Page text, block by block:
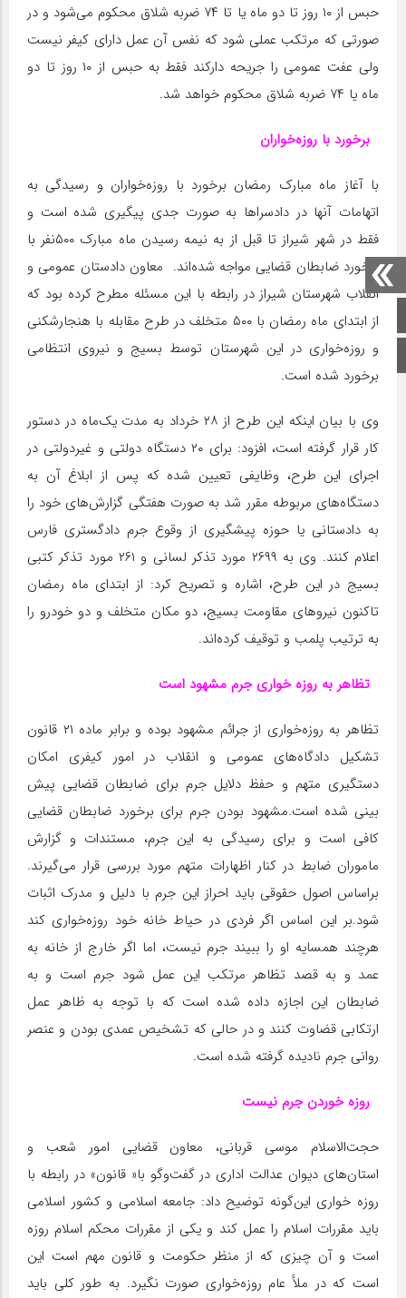
صفحه اصلی
اینستاگرام
حبس از ۱۰ روز تا دو ماه یا تا ۷۴ ضربه شلاق محکوم می‌شود و در
صورتی که مرتکب عملی شود که نفس آن عمل دارای کیفر نیست
ولی عفت عمومی را جریحه دارکند فقط به حبس از ۱۰ روز تا دو
ماه یا ۷۴ ضربه شلاق محکوم خواهد شد.
برخورد با روزه‌خواران
با آغاز ماه مبارک رمضان برخورد با روزه‌خواران و رسیدگی به
اتهامات آنها در دادسراها به صورت جدی پیگیری شده است و
فقط در شهر شیراز تا قبل از به نیمه رسیدن ماه مبارک ۵۰۰نفر با
برخورد ضابطان قضایی مواجه شده‌اند. معاون دادستان عمومی و
انقلاب شهرستان شیراز در رابطه با این مسئله مطرح کرده بود که
از ابتدای ماه رمضان با ۵۰۰ متخلف در طرح مقابله با هنجارشکنی
و روزه‌خواری در این شهرستان توسط بسیج و نیروی انتظامی
برخورد شده است.
وی با بیان اینکه این طرح از ۲۸ خرداد به مدت یک‌ماه در دستور
کار قرار گرفته است، افزود: برای ۲۰ دستگاه دولتی و غیردولتی در
اجرای این طرح، وظایفی تعیین شده که پس از ابلاغ آن به
دستگاه‌های مربوطه مقرر شد به صورت هفتگی گزارش‌های خود را
به دادستانی یا حوزه پیشگیری از وقوع جرم دادگستری فارس
اعلام کنند. وی به ۲۶۹۹ مورد تذکر لسانی و ۲۶۱ مورد تذکر کتبی
بسیج در این طرح، اشاره و تصریح کرد: از ابتدای ماه رمضان
تاکنون نیروهای مقاومت بسیج، دو مکان متخلف و دو خودرو را
به ترتیب پلمب و توقیف کرده‌اند.
تظاهر به روزه خواری جرم مشهود است
تظاهر به روزه‌خواری از جرائم مشهود بوده و برابر ماده ۲۱ قانون
تشکیل دادگاه‌های عمومی و انقلاب در امور کیفری امکان
دستگیری متهم و حفظ دلایل جرم برای ضابطان قضایی پیش
بینی شده است.مشهود بودن جرم برای برخورد ضابطان قضایی
کافی است و برای رسیدگی به این جرم، مستندات و گزارش
ماموران ضابط در کنار اظهارات متهم مورد بررسی قرار می‌گیرند.
براساس اصول حقوقی باید احراز این جرم با دلیل و مدرک اثبات
شود.بر این اساس اگر فردی در حیاط خانه خود روزه‌خواری کند
هرچند همسایه او را ببیند جرم نیست، اما اگر خارج از خانه به
عمد و به قصد تظاهر مرتکب این عمل شود جرم است و به
ضابطان این اجازه داده شده است که با توجه به ظاهر عمل
ارتکابی قضاوت کنند و در حالی که تشخیص عمدی بودن و عنصر
روانی جرم نادیده گرفته شده است.
روزه خوردن جرم نیست
حجت‌الاسلام موسی قربانی، معاون قضایی امور شعب و
استان‌های دیوان عدالت اداری در گفت‌وگو با« قانون» در رابطه با
روزه خواری این‌گونه توضیح داد: جامعه اسلامی و کشور اسلامی
باید مقررات اسلام را عمل کند و یکی از مقررات محکم اسلام روزه
است و آن چیزی که از منظر حکومت و قانون مهم است این
است که در ملأ عام روزه‌خواری صورت نگیرد. به طور کلی باید